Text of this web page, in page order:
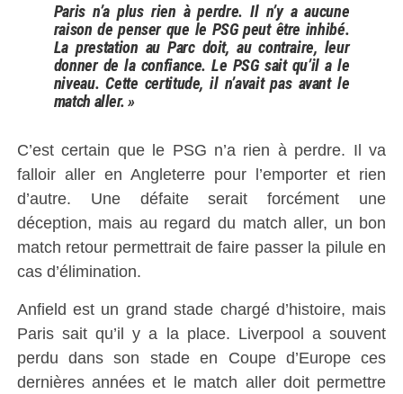
Paris n’a plus rien à perdre. Il n’y a aucune
raison de penser que le PSG peut être inhibé.
La prestation au Parc doit, au contraire, leur
donner de la confiance. Le PSG sait qu’il a le
niveau. Cette certitude, il n’avait pas avant le
match aller. »
C’est certain que le PSG n’a rien à perdre. Il va
falloir aller en Angleterre pour l’emporter et rien
d’autre. Une défaite serait forcément une
déception, mais au regard du match aller, un bon
match retour permettrait de faire passer la pilule en
cas d’élimination.
Anfield est un grand stade chargé d’histoire, mais
Paris sait qu’il y a la place. Liverpool a souvent
perdu dans son stade en Coupe d’Europe ces
dernières années et le match aller doit permettre